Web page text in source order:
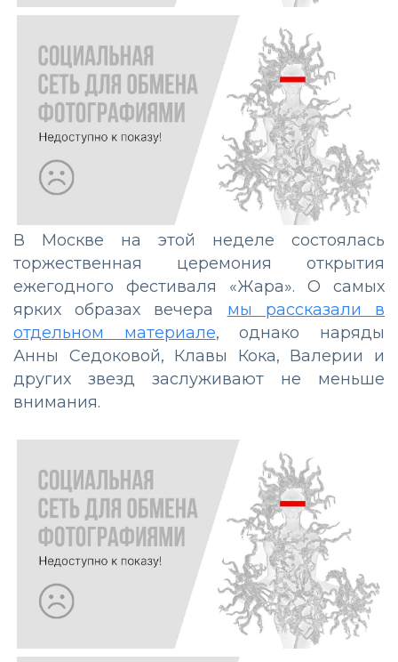
В Москве на этой неделе состоялась
торжественная церемония открытия
ежегодного фестиваля «Жара». О самых
ярких образах вечера мы рассказали в
отдельном материале, однако наряды
Анны Седоковой, Клавы Кока, Валерии и
других звезд заслуживают не меньше
внимания.